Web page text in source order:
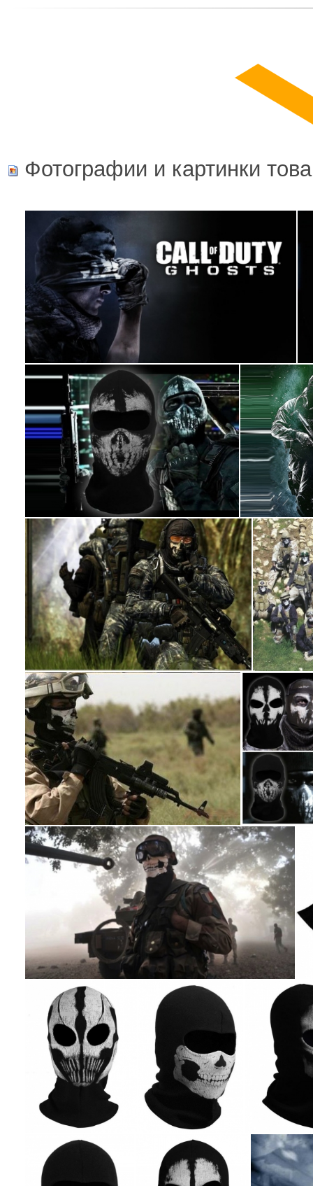
Фотографии и картинки